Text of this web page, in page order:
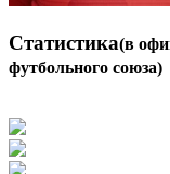
Статистика(в
футбольного союза)